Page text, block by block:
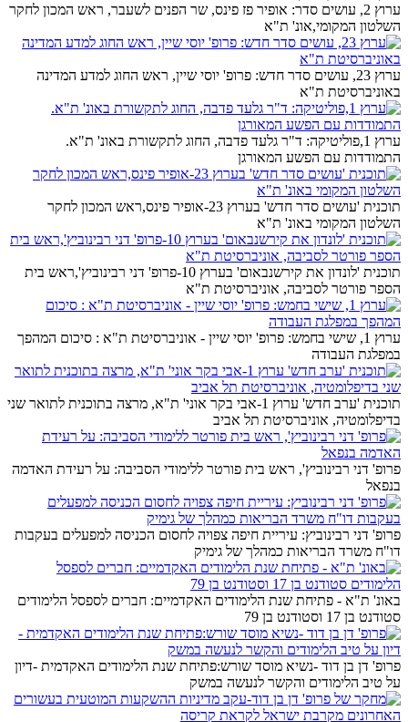
ערוץ 2, עושים סדר: אופיר פז פינס, שר הפנים לשעבר, ראש המכון לחקר
השלטון המקומי,אונ' ת"א
ערוץ 23, עושים סדר חדש: פרופ' יוסי שיין, ראש החוג למדע המדינה
באוניברסיטת ת"א
ערוץ 1,פוליטיקה: ד"ר גלעד פדבה, החוג לתקשורת באונ' ת"א.
התמודדות עם הפשע המאורגן
תוכנית 'עושים סדר חדש' בערוץ 23-אופיר פינס,ראש המכון לחקר
השלטון המקומי באונ' ת"א
תוכנית 'לונדון את קירשנבאום' בערוץ 10-פרופ' דני רבינוביץ',ראש בית
הספר פורטר לסביבה, אוניברסיטת ת"א
ערוץ 1, שישי בחמש: פרופ' יוסי שיין - אוניברסיטת ת"א : סיכום המהפך
במפלגת העבודה
תוכנית 'ערב חדש' ערוץ 1-אבי בקר אוני' ת"א, מרצה בתוכנית לתואר שני
בדיפלומטיה, אוניברסיטת תל אביב
פרופ' דני רבינוביץ', ראש בית פורטר ללימודי הסביבה: על רעידת האדמה
בנפאל
פרופ' דני רבינוביץ: עיריית חיפה צפויה לחסום הכניסה למפעלים בעקבות
דו"ח משרד הבריאות כמהלך של גימיק
באונ' ת"א - פתיחת שנת הלימודים האקדמיים: חברים לספסל הלימודים
סטודנט בן 17 וסטודנט בן 79
פרופ' דן בן דוד -נשיא מוסד שורש:פתיחת שנת הלימודים האקדמית -דיון
על טיב הלימודים והקשר לנעשה במשק